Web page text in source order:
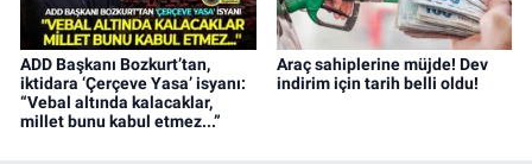
ADD Başkanı Bozkurt’tan,
iktidara ‘Çerçeve Yasa’ isyanı:
“Vebal altında kalacaklar,
millet bunu kabul etmez...”
Araç sahiplerine müjde! Dev
indirim için tarih belli oldu!